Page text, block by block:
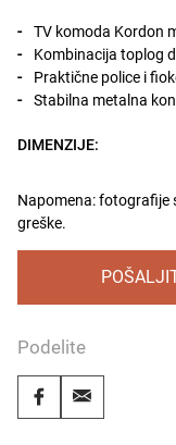
TV komoda Kordon
Kombinacija toplog
Praktične police i
Stabilna metalna
DIMENZIJE:
Napomena: fotografije
greške.
Podelite